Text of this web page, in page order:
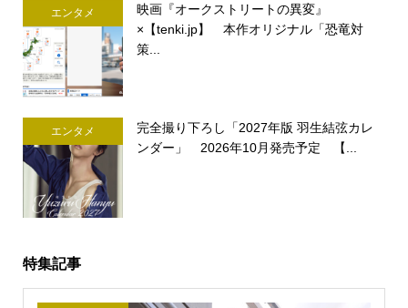
エンタメ
映画『オークストリートの異変』
×【tenki.jp】 本作オリジナル「恐竜対
策...
エンタメ
完全撮り下ろし「2027年版 羽生結弦カレ
ンダー」 2026年10月発売予定 【...
特集記事